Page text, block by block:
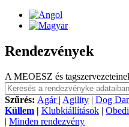
Rendezvények
A MEOESZ és
Szűrés: Agár | Agility | Dog
Küllem | Klubkiállítások |
| Minden rendezvény